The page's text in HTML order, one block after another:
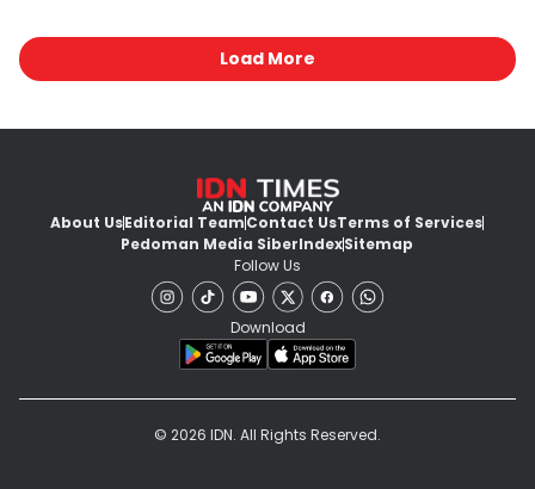
Load More
About UsEditorial TeamContact UsTerms of Services
Pedoman Media SiberIndexSitemap
Follow Us
Download
© 2026 IDN. All Rights Reserved.